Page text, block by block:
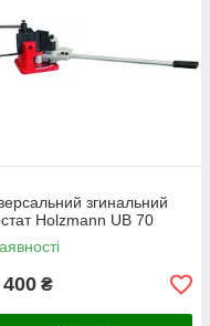
згинальний
Holzmann UB 70
₴